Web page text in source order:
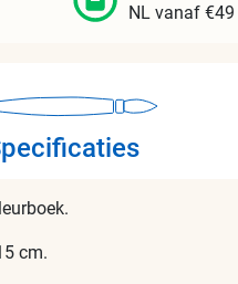
NL vanaf
cm.